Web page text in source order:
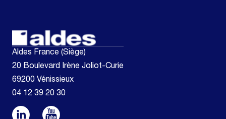
Aldes France (Siège)
20 Boulevard Irène Joliot-Curie
69200 Vénissieux
04 12 39 20 30